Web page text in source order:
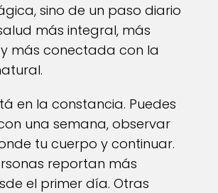
sino de un paso diario
más integral, más
más conectada con la
en la constancia. Puedes
una semana, observar
tu cuerpo y continuar.
reportan más
el primer día. Otras